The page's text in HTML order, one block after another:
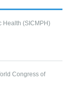
Health (SICMPH)
Congress of